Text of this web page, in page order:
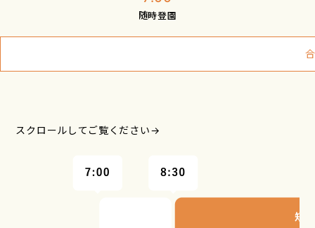
随時登園
スクロールしてご覧ください→